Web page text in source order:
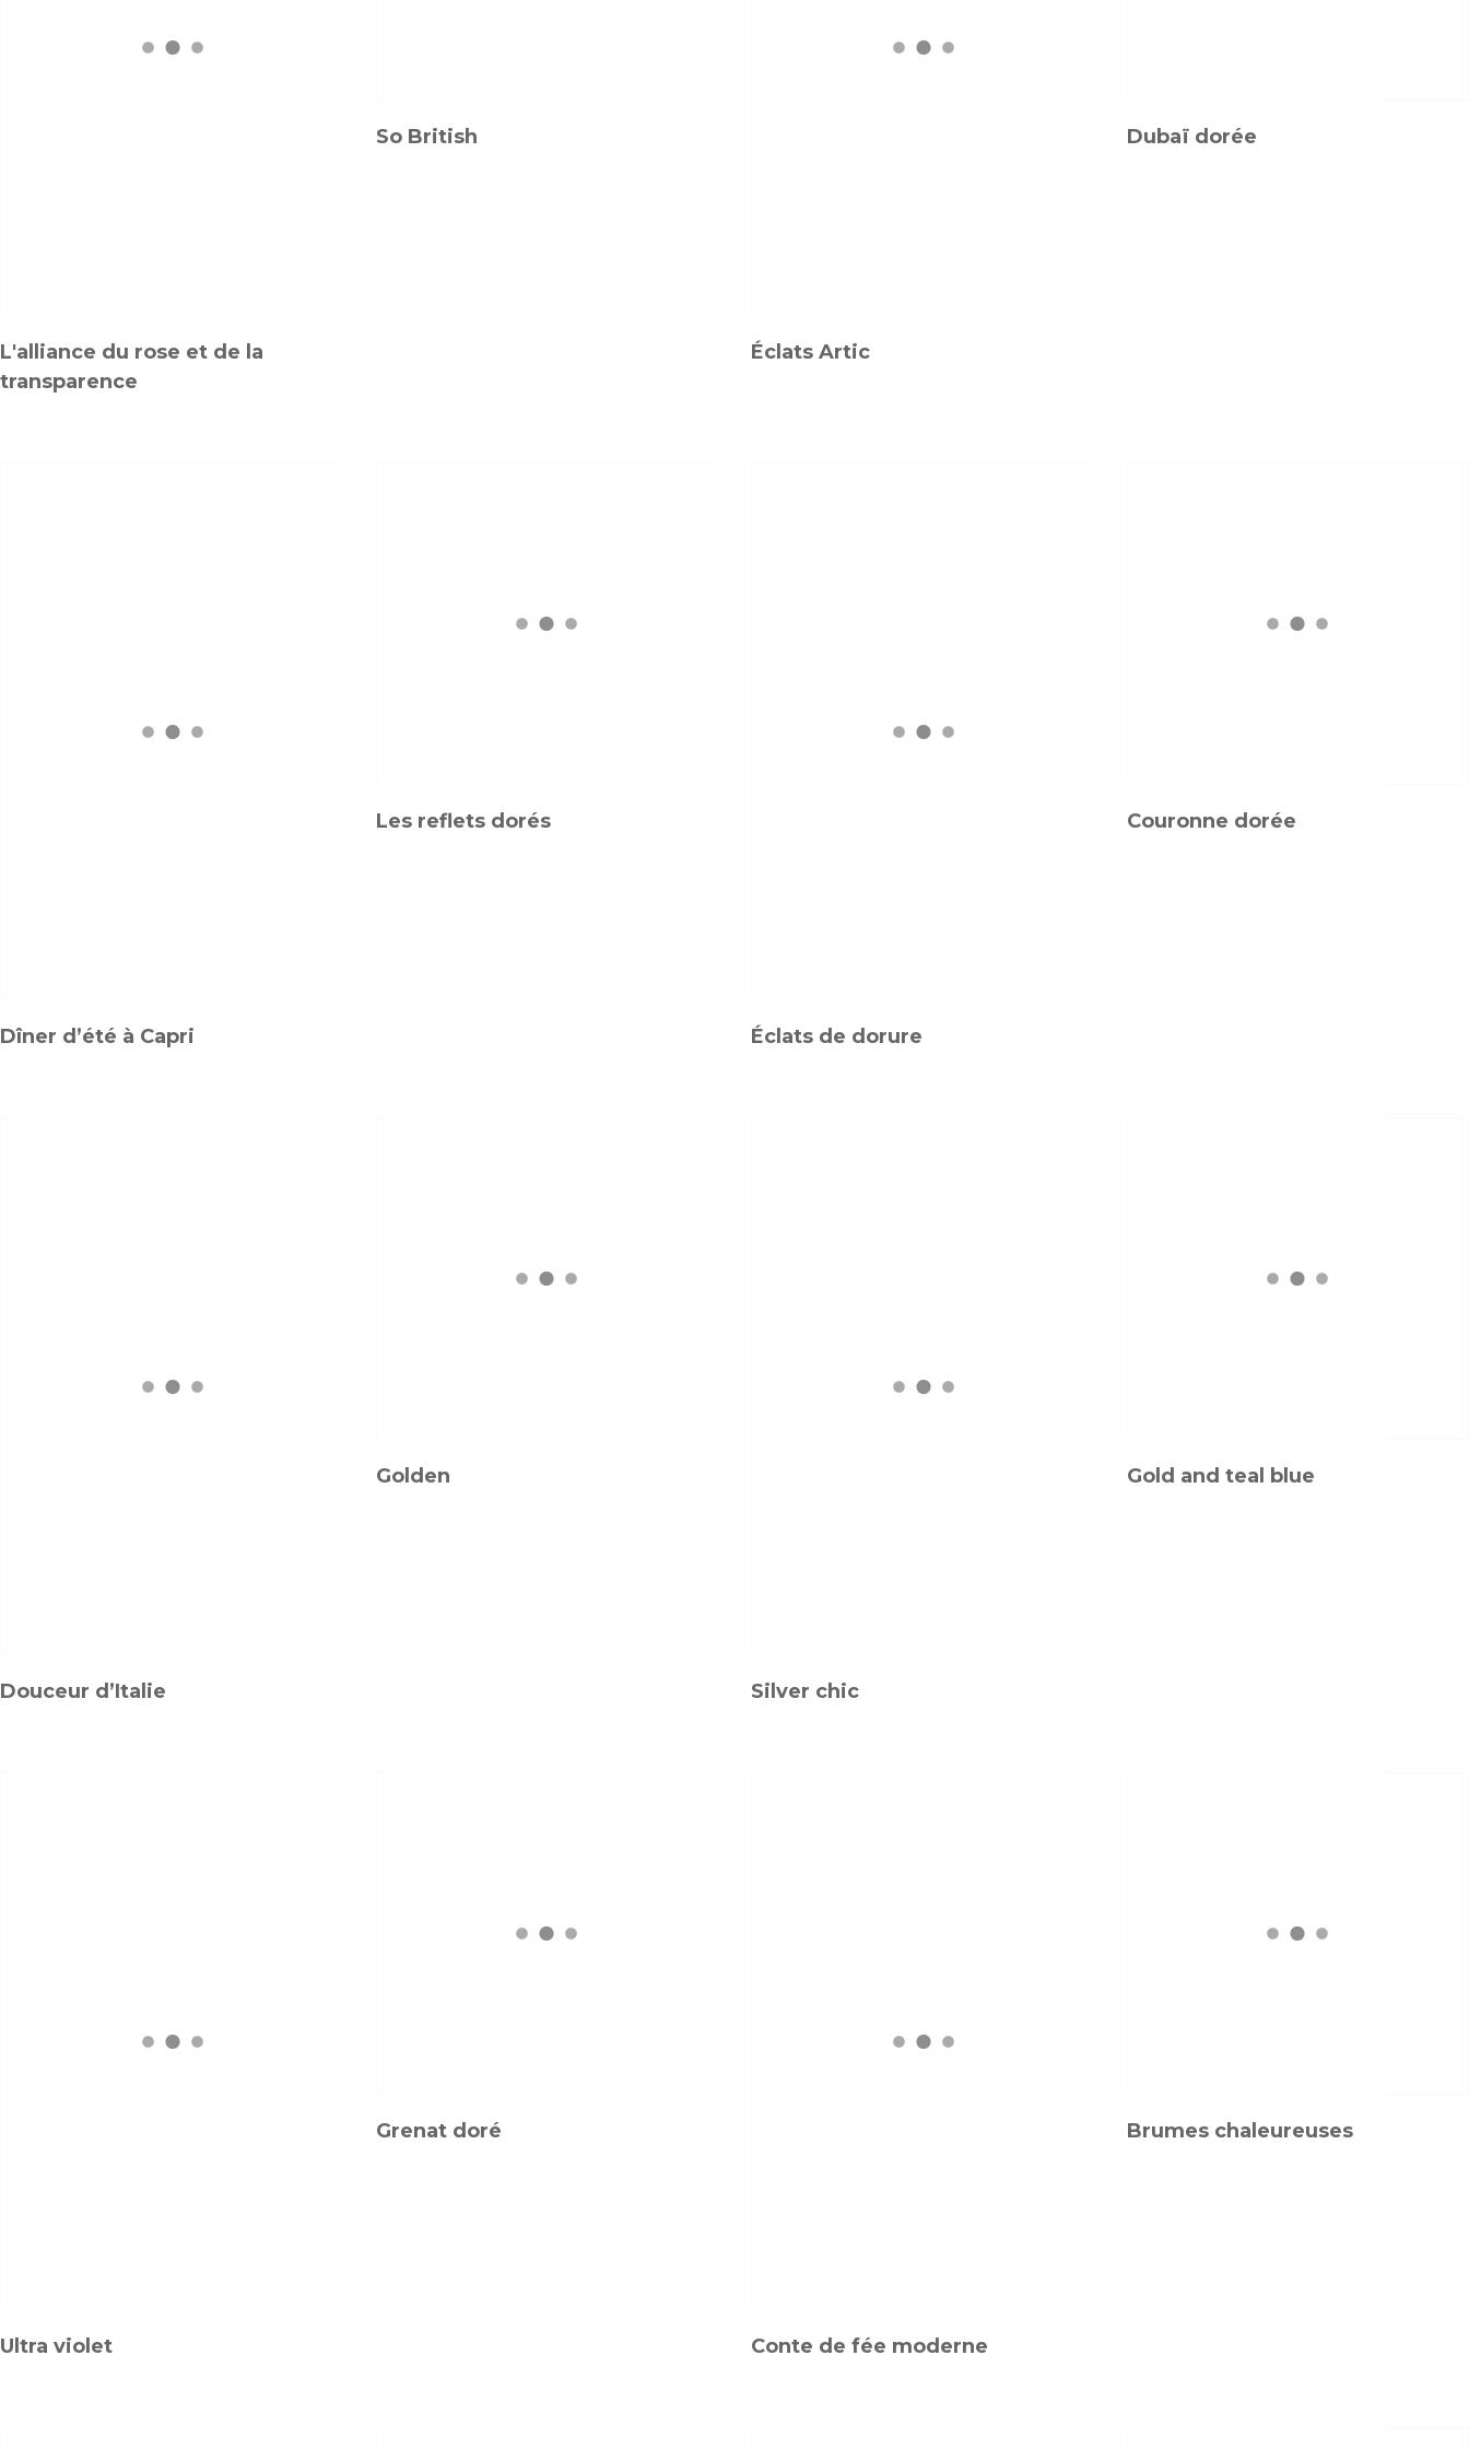
L'alliance du rose et de la
transparence
So British
Éclats Artic
Dubaï dorée
Dîner d’été à Capri
Les reflets dorés
Éclats de dorure
Couronne dorée
Douceur d’Italie
Golden
Silver chic
Gold and teal blue
Ultra violet
Grenat doré
Conte de fée moderne
Brumes chaleureuses